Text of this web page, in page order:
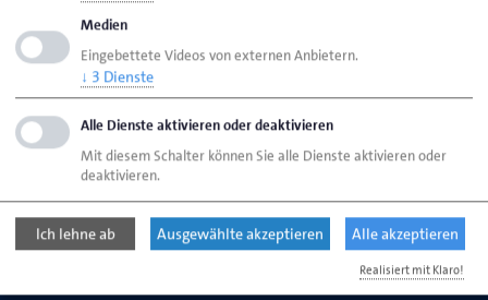
Handwerkskammer Flensburg
Personen
Scheffler, Bianka
Handwerkskammer Flensburg
Johanniskirchhof 1-7
24937 Flensburg
Telefon: 0461 866-0
Medien
Eingebettete Videos von externen Anbietern.
↓ 3 Dienste
Alle Dienste aktivieren oder deaktivieren
Mit diesem Schalter können Sie alle Dienste aktivieren oder
deaktivieren.
Ich lehne ab Ausgewählte akzeptieren Alle akzeptieren
Realisiert mit Klaro!